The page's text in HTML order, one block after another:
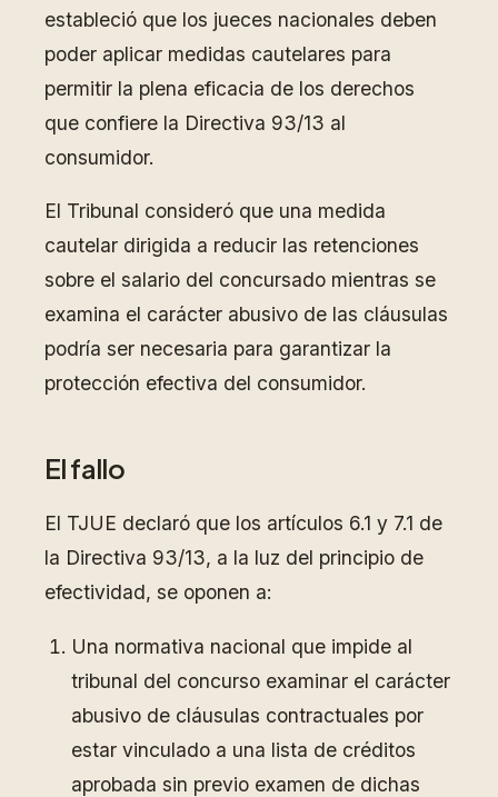
estableció que los jueces nacionales deben
poder aplicar medidas cautelares para
permitir la plena eficacia de los derechos
que confiere la Directiva 93/13 al
consumidor.
El Tribunal consideró que una medida
cautelar dirigida a reducir las retenciones
sobre el salario del concursado mientras se
examina el carácter abusivo de las cláusulas
podría ser necesaria para garantizar la
protección efectiva del consumidor.
El fallo
El TJUE declaró que los artículos 6.1 y 7.1 de
la Directiva 93/13, a la luz del principio de
efectividad, se oponen a:
Una normativa nacional que impide al
tribunal del concurso examinar el carácter
abusivo de cláusulas contractuales por
estar vinculado a una lista de créditos
aprobada sin previo examen de dichas